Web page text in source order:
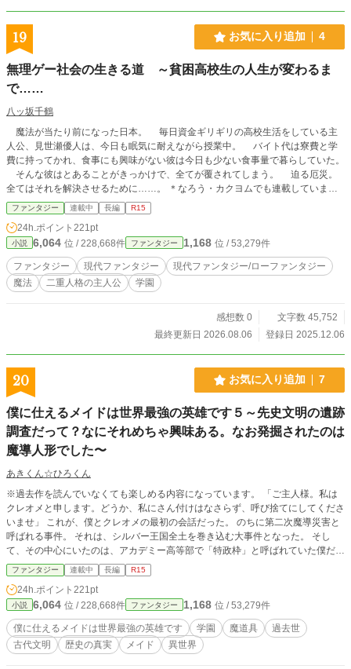
19 お気に入り追加 4
無理ゲー社会の生きる道 ～貧困高校生の人生が変わるま
で……
八ッ坂千鶴
魔法が当たり前になった日本。 毎日資金ギリギリの高校生活をしている主
人公、見世瀬優人は、今日も眠気に耐えながら授業中。 バイト代は寮費と学
費に持ってかれ、食事にも興味がない彼は今日も少ない食事量で暮らしていた。
そんな彼はとあることがきっかけで、全てが覆されてしまう。 迫る厄災。
全てはそれを解決させるために……。 ＊なろう・カクヨムでも連載しています
＊旧版はネオページにて掲載しています
ファンタジー 連載中 長編 R15
24h.ポイント 221pt
小説 6,064 位 / 228,668件 ファンタジー 1,168 位 / 53,279件
ファンタジー 現代ファンタジー
現代ファンタジー/ローファンタジー
魔法
二重人格の主人公 学園
感想数 0
文字数 45,752
最終更新日 2026.08.06
登録日 2025.12.06
20 お気に入り追加 7
僕に仕えるメイドは世界最強の英雄です５～先史文明の遺跡
調査だって？なにそれめちゃ興味ある。なお発掘されたのは
魔導人形でした〜
あきくん☆ひろくん
※過去作を読んでいなくても楽しめる内容になっています。 「ご主人様。私は
クレオメと申します。どうか、私にさん付けはなさらず、呼び捨てにしてくださ
いませ」 これが、僕とクレオメの最初の会話だった。 のちに第二次魔導災害と
呼ばれる事件。 それは、シルバー王国全土を巻き込む大事件となった。 そし
て、その中心にいたのは、アカデミー高等部で「特政枠」と呼ばれていた僕だっ
た。 もちろん、そのときの僕は、そんなことになるなんて思ってもいなかっ
た。 ただ、新しい学校で友達ができればいいな、くらいに考えていたのだ。 ―
―このとき出会ったクレオメが、のちに思いがけない秘密を明かすことになると
も知らずに。 あることがきっかけで“記憶を呼び覚ます魔法”にかかってしまった
僕。 夢の中で見たのは、はるか昔に存在した魔導王国パールの記憶。 魔力を持
たない落ちこぼれとして冷遇されながらも、魔道具の研究に人生を捧げた魔族、
ワインレッド。 彼の記憶を追ううちに、僕は魔導王国パールの滅亡のきっかけ
ファンタジー 連載中 長編 R15
24h.ポイント 221pt
小説 6,064 位 / 228,668件 ファンタジー 1,168 位 / 53,279件
僕に仕えるメイドは世界最強の英雄です 学園 魔道具
過去世
古代文明
歴史の真実 メイド 異世界